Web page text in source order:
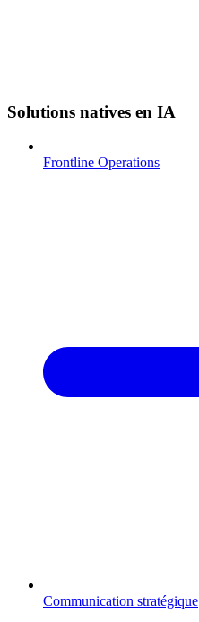
Solutions natives en IA
Frontline Operations
Communication stratégique